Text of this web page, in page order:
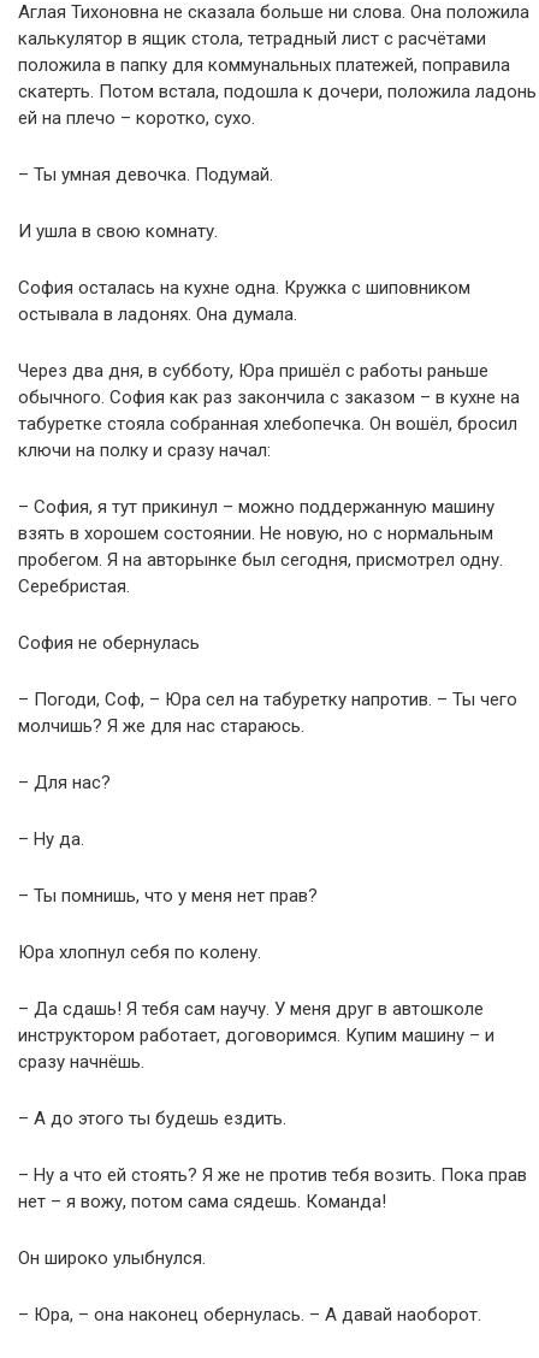
Аглая Тихоновна не сказала больше ни слова. Она положила
калькулятор в ящик стола, тетрадный лист с расчётами
положила в папку для коммунальных платежей, поправила
скатерть. Потом встала, подошла к дочери, положила ладонь
ей на плечо – коротко, сухо.
– Ты умная девочка. Подумай.
И ушла в свою комнату.
София осталась на кухне одна. Кружка с шиповником
остывала в ладонях. Она думала.
Через два дня, в субботу, Юра пришёл с работы раньше
обычного. София как раз закончила с заказом – в кухне на
табуретке стояла собранная хлебопечка. Он вошёл, бросил
ключи на полку и сразу начал:
– София, я тут прикинул – можно поддержанную машину
взять в хорошем состоянии. Не новую, но с нормальным
пробегом. Я на авторынке был сегодня, присмотрел одну.
Серебристая.
София не обернулась
– Погоди, Соф, – Юра сел на табуретку напротив. – Ты чего
молчишь? Я же для нас стараюсь.
– Для нас?
– Ну да.
– Ты помнишь, что у меня нет прав?
Юра хлопнул себя по колену.
– Да сдашь! Я тебя сам научу. У меня друг в автошколе
инструктором работает, договоримся. Купим машину – и
сразу начнёшь.
– А до этого ты будешь ездить.
– Ну а что ей стоять? Я же не против тебя возить. Пока прав
нет – я вожу, потом сама сядешь. Команда!
Он широко улыбнулся.
– Юра, – она наконец обернулась. – А давай наоборот.